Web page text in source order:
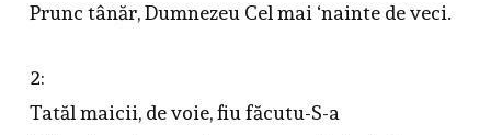
Prunc tânăr, Dumnezeu Cel mai ‘nainte de veci.
2:
Tatăl maicii, de voie, fiu făcutu-S-a